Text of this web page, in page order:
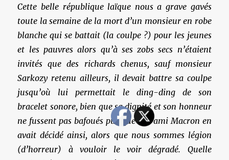
Cette belle république laïque nous a grave gavés
toute la semaine de la mort d’un monsieur en robe
blanche qui se battait (la coulpe ?) pour les jeunes
et les pauvres alors qu’à ses zobs secs n’étaient
invités que des richards chenus, sauf monsieur
Sarkozy retenu ailleurs, il devait battre sa coulpe
jusqu’où lui permettait le ding-ding de son
bracelet sonore, bien que sa dignité et son honneur
ne fussent pas bafoués puisque son ami Macron en
avait décidé ainsi, alors que nous sommes légion
(d’horreur) à vouloir le voir dégradé. Quelle